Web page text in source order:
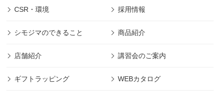
CSR・環境 採用情報
シモジマのできること 商品紹介
店舗紹介 講習会のご案内
ギフトラッピング WEBカタログ